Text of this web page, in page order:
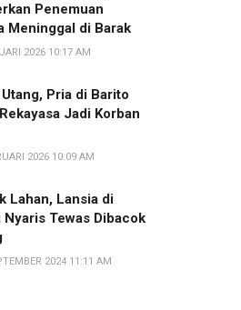
Penemuan
Meninggal di Barak
2026 10:17 AM
Pria di Barito
Jadi Korban
2026 10:09 AM
Lahan, Lansia di
Nyaris Tewas Dibacok
2024 11:11 AM